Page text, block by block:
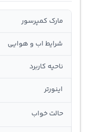
مارک کمپرسور
شرایط اب و هوایی
ناحیه کاربرد
اینورتر
حالت خواب